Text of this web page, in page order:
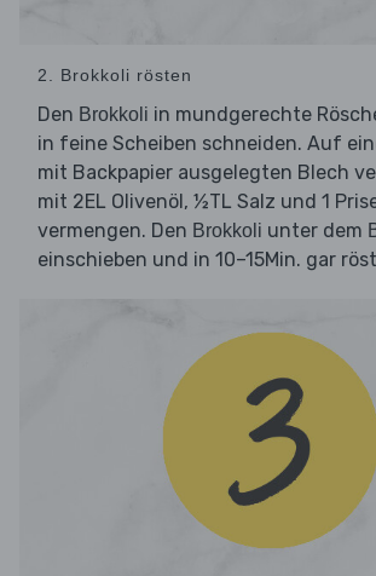
2. Brokkoli rösten
Den Brokkoli in mundgerechte
in feine Scheiben schneiden. Auf
mit Backpapier ausgelegten Blech
mit 2EL Olivenöl, ½TL Salz und 1
vermengen. Den Brokkoli unter dem
einschieben und in 10–15Min. gar